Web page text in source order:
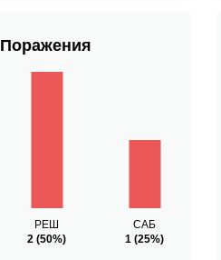
Поражения
РЕШ
2(50%)
САБ
1(25%)